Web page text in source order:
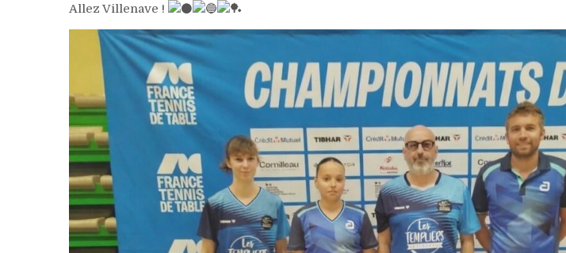
Allez Villenave !